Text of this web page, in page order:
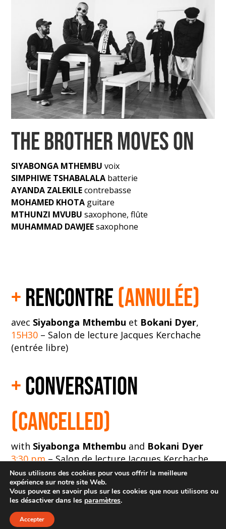
THE BROTHER MOVES ON
SIYABONGA MTHEMBU voix
SIMPHIWE TSHABALALA batterie
AYANDA ZALEKILEcontrebasse
MOHAMED KHOTA guitare
MTHUNZI MVUBUsaxophone, flûte
MUHAMMAD DAWJEEsaxophone
+RENCONTRE(ANNULÉe)
avec Siyabonga Mthembu et Bokani Dyer,
15H30 – Salon de lecture Jacques Kerchache
(entrée libre)
+CONVERSATION
(CANCELLED)
with Siyabonga Mthembu and Bokani Dyer
3:30 pm– Salon de lecture Jacques Kerchache
(free entrance)
← RETOUR À L’AGENDA
Nous utilisons des cookies pour vous offrir la meilleure
expérience sur notre site Web.
Vous pouvez en savoir plus sur les cookies que nous utilisons ou
les désactiver dans les paramètres.
Accepter